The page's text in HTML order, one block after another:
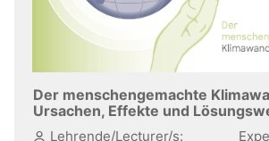
Der menschengemachte
Ursachen, Effekte und
Lehrende/Lecturer/s: